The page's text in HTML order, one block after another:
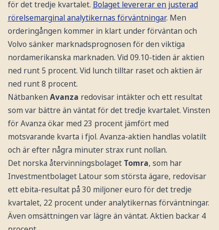
för det tredje kvartalet. Bolaget levererar en justerad
rörelsemarginal analytikernas förväntningar. Men
orderingången kommer in klart under förväntan och
Volvo sänker marknadsprognosen för den viktiga
nordamerikanska marknaden. Vid 09.10-tiden är aktien
ned runt 5 procent. Vid lunch tilltar raset och aktien är
ned runt 8 procent.
Nätbanken Avanza redovisar intäkter och ett resultat
som var bättre än väntat för det tredje kvartalet. Vinsten
för Avanza ökar med 23 procent jämfört med
motsvarande kvarta i fjol. Avanza-aktien handlas volatilt
och är efter några minuter strax runt nollan.
Det norska återvinningsbolaget Tomra, som har
Investmentbolaget Latour som största ägare, redovisar
ett ebita-resultat på 30 miljoner euro för det tredje
kvartalet, 22 procent under analytikernas förväntningar.
Även omsättningen var lägre än väntat. Aktien backar 4